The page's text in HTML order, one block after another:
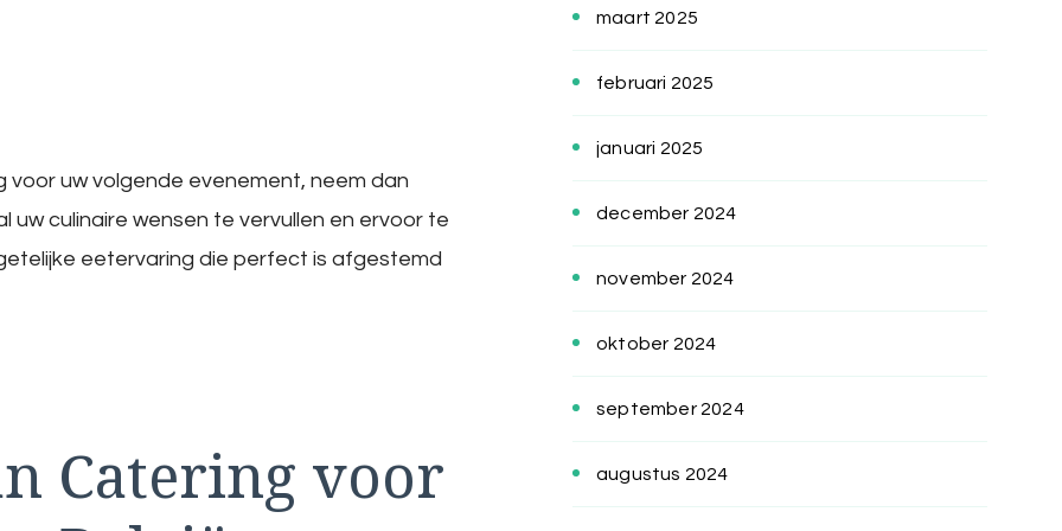
uw volgende evenement, neem dan
culinaire wensen te vervullen en ervoor te
eetervaring die perfect is afgestemd
Catering voor
maart 2025
februari 2025
januari 2025
december 2024
november 2024
oktober 2024
september 2024
augustus 2024